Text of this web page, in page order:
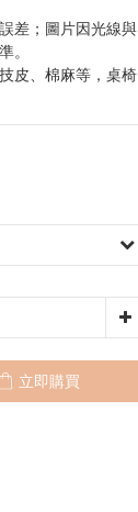
差；圖片因光線與
。
皮、棉麻等，桌椅
立即購買